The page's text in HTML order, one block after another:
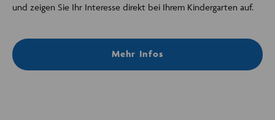
und zeigen Sie Ihr Interesse direkt bei Ihrem Kindergarten auf.
Mehr Infos